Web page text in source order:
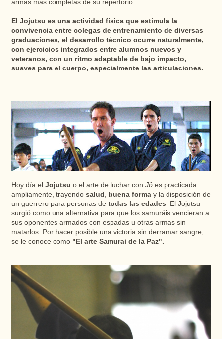
armas mas completas de su repertorio.
El Jojutsu es una actividad física que estimula la
convivencia entre colegas de entrenamiento de diversas
graduaciones, el desarrollo técnico ocurre naturalmente,
con ejercicios integrados entre alumnos nuevos y
veteranos, con un ritmo adaptable de bajo impacto,
suaves para el cuerpo, especialmente las articulaciones.
Hoy día el Jojutsu o el arte de luchar con Jôes practicada
ampliamente, trayendo salud , buena formay la disposición de
un guerrero para personas de todas las edades. El Jojutsu
surgió como una alternativa para que los samuráis vencieran a
sus oponentes armados con espadas u otras armas sin
matarlos. Por hacer posible una victoria sin derramar sangre,
se le conoce como "El arte Samurai de la Paz".